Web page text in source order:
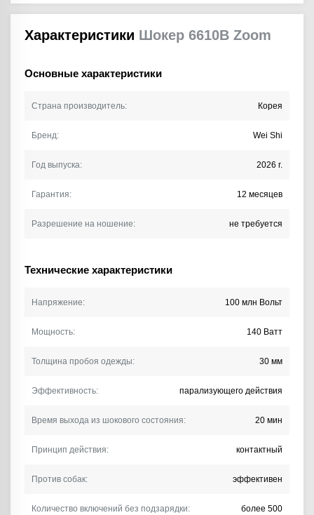
Характеристики Шокер 6610B Zoom
Основные характеристики
Страна производитель: Корея
Бренд: Wei Shi
Год выпуска: 2026 г.
Гарантия: 12 месяцев
Разрешение на ношение: не требуется
Технические характеристики
Напряжение: 100 млн Вольт
Мощность: 140 Ватт
Толщина пробоя одежды: 30 мм
Эффективность: парализующего действия
Время выхода из шокового состояния: 20 мин
Принцип действия: контактный
Против собак: эффективен
Количество включений без подзарядки: более 500